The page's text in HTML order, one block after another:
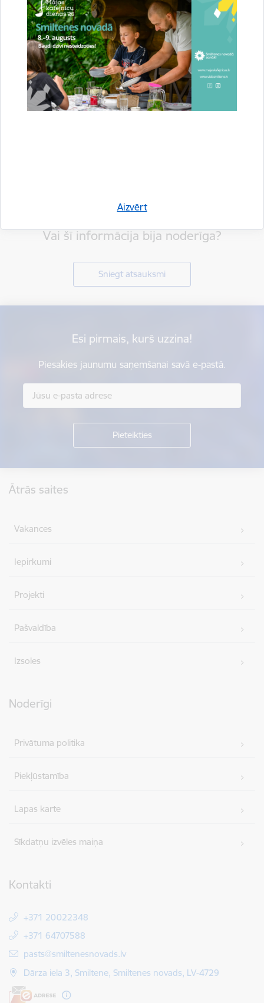
Aizvērt
Drukāt lapu
Dalīties
Vai šī informācija bija noderīga?
Sniegt atsauksmi
Esi pirmais, kurš uzzina!
Piesakies jaunumu saņemšanai savā e-pastā.
Ātrās saites
Vakances
Iepirkumi
Projekti
Pašvaldība
Izsoles
Noderīgi
Privātuma politika
Piekļūstamība
Lapas karte
Sīkdatņu izvēles maiņa
Kontakti
+371 20022348
+371 64707588
E-pasts:
pasts@smiltenesnovads.lv
Dārza iela 3, Smiltene, Smiltenes novads, LV-4729